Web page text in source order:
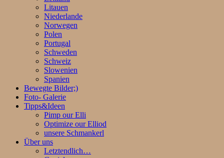
Litauen
Niederlande
Norwegen
Polen
Portugal
Schweden
Schweiz
Slowenien
Spanien
Bewegte Bilder;)
Foto- Galerie
Tipps&Ideen
Pimp our Elli
Optimize our Elliod
unsere Schmankerl
Über uns
Letztendlich…